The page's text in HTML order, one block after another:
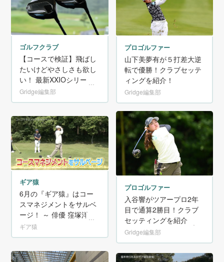
ゴルフクラブ
【コースで検証】飛ばし
たいけどやさしさも欲し
い！ 最新XXIOシリーズ
を打ち比べ！
Gridge編集部
プロゴルファー
山下美夢有が５打差大逆
転で優勝！クラブセッテ
ィングを紹介！
Gridge編集部
ギア猿
6月の『ギア猿』はコー
スマネジメントをサルベ
ージ！ ～ 俳優 窪塚洋介
が初登場！ゴルフ偏差値
を辛口調査〜
ギア猿
プロゴルファー
入谷響がツアープロ2年
目で通算2勝目！クラブ
セッティングを紹介！
Gridge編集部